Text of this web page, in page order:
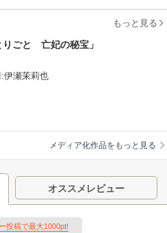
もっと見る
ごと 亡妃の秘宝」
伊瀬茉莉也
ロー文庫／イマジカインフォス刊） /
ン／総作画監督:中谷友紀子 / 色彩設
術ボード:丹治匠、TJ / CGプロデュー
集:今井大介 / 音響監督:はたしょう二 /
ありさ / アニメーション制作:TOHO
屋のひとりごと」製作委員会 / 配給:
メディア化作品をもっと見る
オススメレビュー
投稿で最大1000pt!